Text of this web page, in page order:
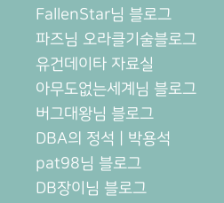
FallenStar님 블로그
파즈님 오라클기술블로그
유건데이타 자료실
아무도없는세계님 블로그
버그대왕님 블로그
DBA의 정석 | 박용석
pat98님 블로그
DB장이님 블로그